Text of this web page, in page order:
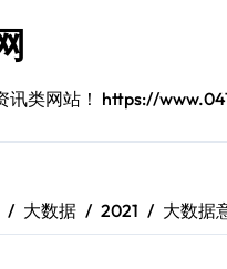
讯类网站！ https://
大数据 2021 大数据